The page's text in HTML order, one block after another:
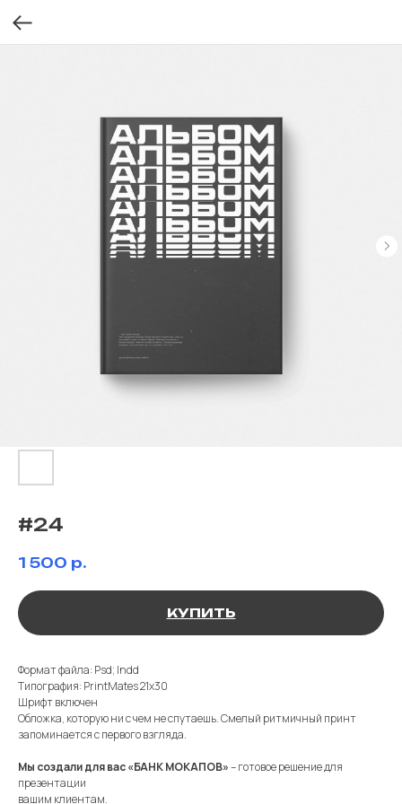
#24
1 500 р.
КУПИТЬ
Формат файла: Psd; Indd
Типография: PrintMates 21х30
Шрифт включен
Обложка, которую ни с чем не спутаешь. Смелый ритмичный принт
запоминается с первого взгляда.
Мы создали для вас «БАНК МОКАПОВ»– готовое решение для
презентации
вашим клиентам.